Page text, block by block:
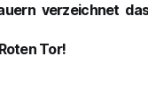
verzeichnet
Tor!